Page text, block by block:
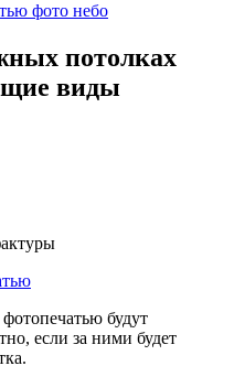
потолках
виды
будут
если за ними будет